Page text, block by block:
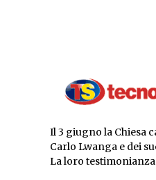
Il 3 giugno la Chiesa
Carlo Lwanga e dei
La loro